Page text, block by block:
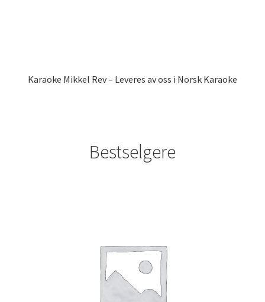
Karaoke Mikkel Rev – Leveres av oss i Norsk Karaoke
Bestselgere